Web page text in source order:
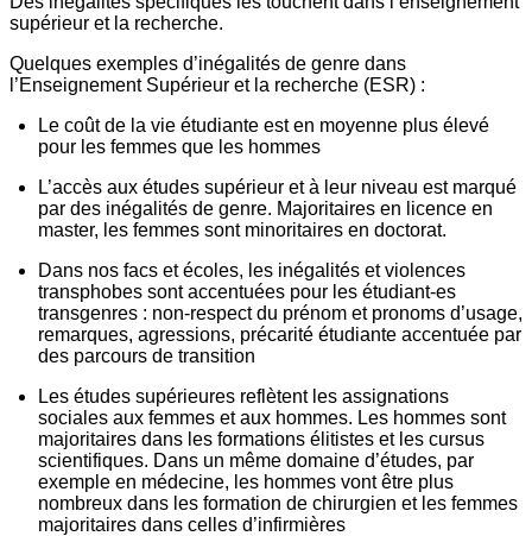
supérieur et la recherche.
Quelques exemples d’inégalités de genre dans
l’Enseignement Supérieur et la recherche (ESR) :
Le coût de la vie étudiante est en moyenne plus élevé
pour les femmes que les hommes
L’accès aux études supérieur et à leur niveau est marqué
par des inégalités de genre. Majoritaires en licence en
master, les femmes sont minoritaires en doctorat.
Dans nos facs et écoles, les inégalités et violences
transphobes sont accentuées pour les étudiant-es
transgenres : non-respect du prénom et pronoms d’usage,
remarques, agressions, précarité étudiante accentuée par
des parcours de transition
Les études supérieures reflètent les assignations
sociales aux femmes et aux hommes. Les hommes sont
majoritaires dans les formations élitistes et les cursus
scientifiques. Dans un même domaine d’études, par
exemple en médecine, les hommes vont être plus
nombreux dans les formation de chirurgien et les femmes
majoritaires dans celles d’infirmières